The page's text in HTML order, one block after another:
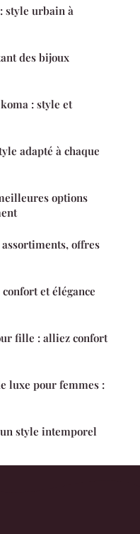
style urbain à
des bijoux
: style et
adapté à chaque
options
offres
et élégance
fille : alliez confort
luxe pour femmes :
style intemporel